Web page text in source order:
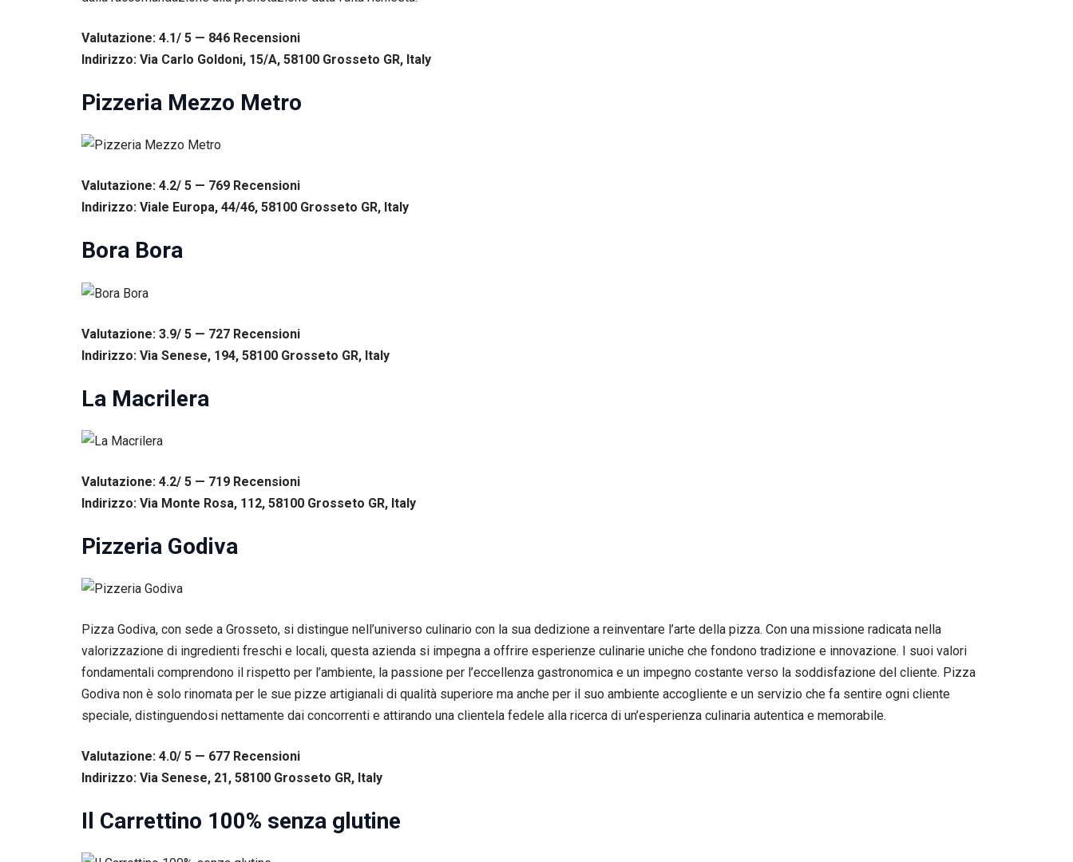
Valutazione: 4.1/ 5 — 846 Recensioni
Indirizzo: Via Carlo Goldoni, 15/A, 58100 Grosseto GR, Italy
Pizzeria Mezzo Metro
Valutazione: 4.2/ 5 — 769 Recensioni
Indirizzo: Viale Europa, 44/46, 58100 Grosseto GR, Italy
Bora Bora
Valutazione: 3.9/ 5 — 727 Recensioni
Indirizzo: Via Senese, 194, 58100 Grosseto GR, Italy
La Macrilera
Valutazione: 4.2/ 5 — 719 Recensioni
Indirizzo: Via Monte Rosa, 112, 58100 Grosseto GR, Italy
Pizzeria Godiva
Pizza Godiva, con sede a Grosseto, si distingue nell’universo culinario con la sua dedizione a reinventare l’arte della pizza. Con una missione radicata nella
valorizzazione di ingredienti freschi e locali, questa azienda si impegna a offrire esperienze culinarie uniche che fondono tradizione e innovazione. I suoi valori
fondamentali comprendono il rispetto per l’ambiente, la passione per l’eccellenza gastronomica e un impegno costante verso la soddisfazione del cliente. Pizza
Godiva non è solo rinomata per le sue pizze artigianali di qualità superiore ma anche per il suo ambiente accogliente e un servizio che fa sentire ogni cliente
speciale, distinguendosi nettamente dai concorrenti e attirando una clientela fedele alla ricerca di un’esperienza culinaria autentica e memorabile.
Valutazione: 4.0/ 5 — 677 Recensioni
Indirizzo: Via Senese, 21, 58100 Grosseto GR, Italy
Il Carrettino 100% senza glutine
una migliore
sito durante
la tua visita.
Condividendo i
tuoi interessi e il
mentre visiti il
possibilità di